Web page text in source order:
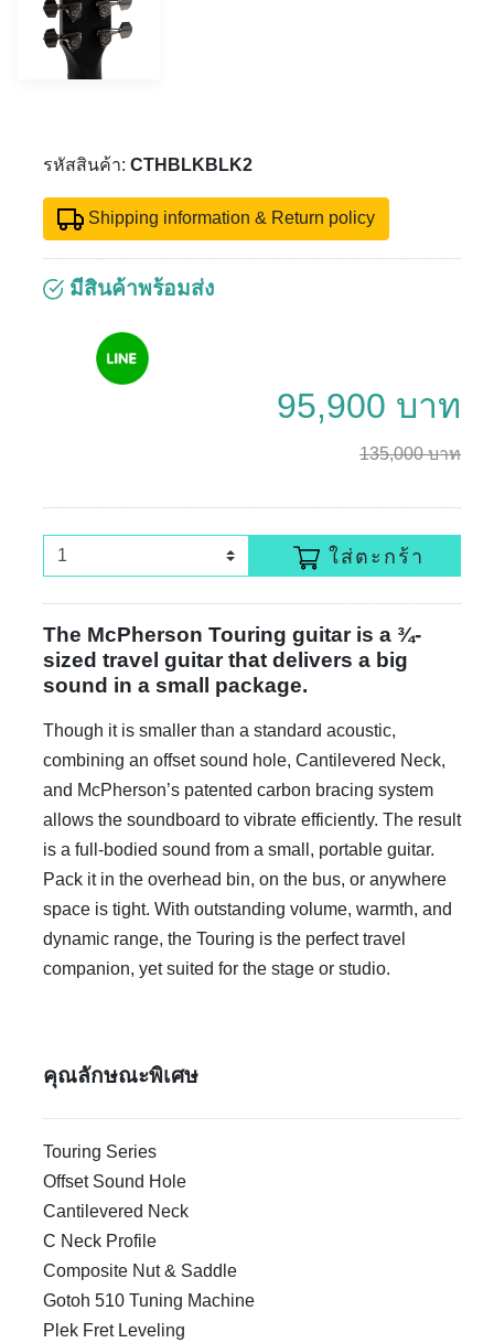
รหัสสินค้า: CTHBLKBLK2
Shipping information & Return policy
มีสินค้าพร้อมส่ง
95,900 บาท
135,000 บาท
ใส่ตะกร้า
The McPherson Touring guitar is a ¾-
sized travel guitar that delivers a big
sound in a small package.
Though it is smaller than a standard acoustic,
combining an offset sound hole, Cantilevered Neck,
and McPherson’s patented carbon bracing system
allows the soundboard to vibrate efficiently. The result
is a full-bodied sound from a small, portable guitar.
Pack it in the overhead bin, on the bus, or anywhere
space is tight. With outstanding volume, warmth, and
dynamic range, the Touring is the perfect travel
companion, yet suited for the stage or studio.
คุณลักษณะพิเศษ
Touring Series
Offset Sound Hole
Cantilevered Neck
C Neck Profile
Composite Nut & Saddle
Gotoh 510 Tuning Machine
Plek Fret Leveling